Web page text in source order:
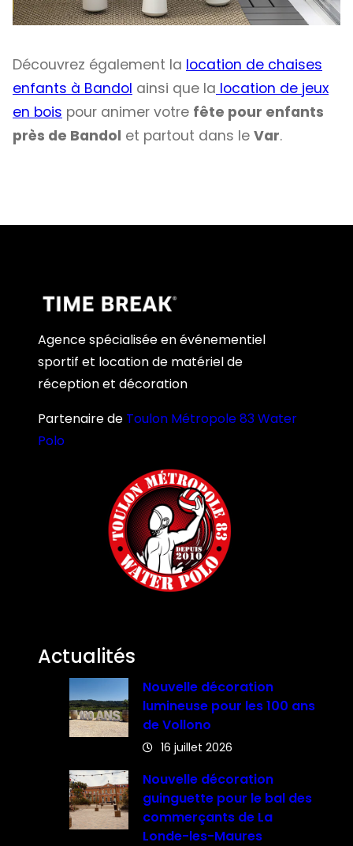
Découvrez également la location de chaises
enfants à Bandol ainsi que la location de jeux
en bois pour animer votre fête pour enfants
près de Bandol et partout dans le Var.
Agence spécialisée en événementiel
sportif et location de matériel de
réception et décoration
Partenaire de Toulon Métropole 83 Water
Polo
Actualités
Nouvelle décoration
lumineuse pour les 100 ans
de Vollono
16 juillet 2026
Nouvelle décoration
guinguette pour le bal des
commerçants de La
Londe-les-Maures